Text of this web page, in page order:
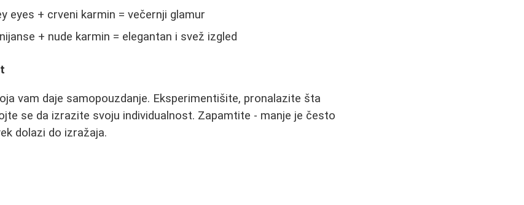
eyes + crveni karmin = večernji glamur
+ nude karmin = elegantan i svež izgled
vam daje samopouzdanje. Eksperimentišite, pronalazite šta
se da izrazite svoju individualnost. Zapamtite - manje je često
dolazi do izražaja.